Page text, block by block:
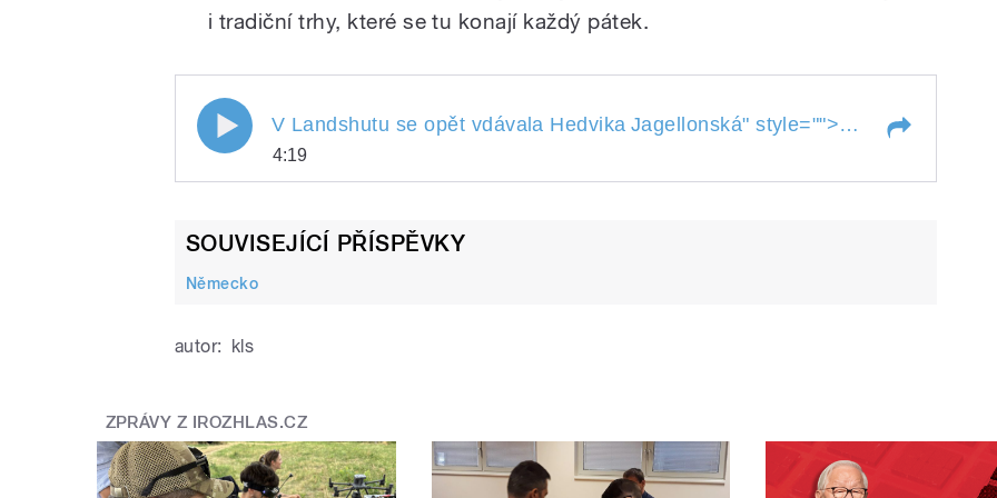
i tradiční trhy, které se tu konají každý pátek.
/
V Landshutu se opět vdávala Hedvika Jagellonská" style="">V Landshutu
4:19
SOUVISEJÍCÍ PŘÍSPĚVKY
Německo
autor: kls
ZPRÁVY Z IROZHLAS.CZ